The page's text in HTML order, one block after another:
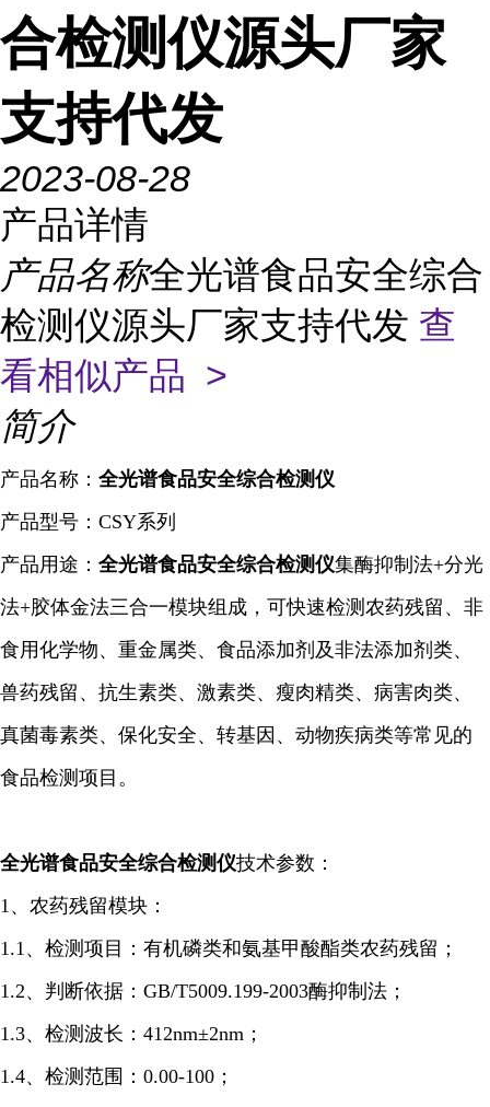
合检测仪源头厂家
支持代发
2023-08-28
产品详情
产品名称全光谱食品安全综合
检测仪源头厂家支持代发 查
看相似产品 >
简介
产品名称： 全光谱食品安全综合检测仪
产品型号：CSY系列
产品用途： 全光谱食品安全综合检测仪集酶抑制 法+分光
法+胶体金法三合一模块组成，可快速检测农药残留、非
食用化学物、重金属类、食品添加剂及非法添加剂类、
兽药残留、抗生素类、激素类、瘦肉精类、病害肉类、
真菌毒素类、保化安全、转基因、动物疾病类等常见的
食品检测项目。
全光谱食品安全综合检测仪技术参数：
1、农药残留模块：
1.1、检测项目：有机磷类和氨基甲酸酯类农药残留；
1.2、判断依据：GB/T5009.199-2003酶抑制法；
1.3、检测波长：412nm±2nm；
1.4、检测范围：0.00-100；